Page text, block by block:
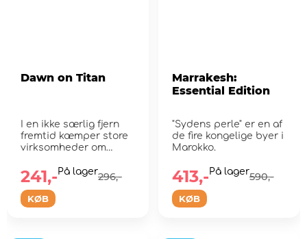
Dawn on Titan
I en ikke særlig fjern
fremtid kæmper store
virksomheder om
KØB
296,-
241,- På lager
Marrakesh:
Essential Edition
"Sydens perle" er en af
de fire kongelige byer i
Marokko.
KØB
590,-
413,- På lager